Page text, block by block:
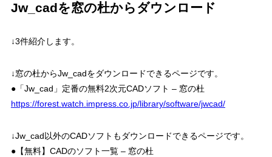
Jw_cadを窓の杜からダウンロード
↓3件紹介します。
↓窓の杜からJw_cadをダウンロードできるページです。
●「Jw_cad」定番の無料2次元CADソフト – 窓の杜
https://forest.watch.impress.co.jp/library/software/jwcad/
↓Jw_cad以外のCADソフトもダウンロードできるページです。
●【無料】CADのソフト一覧 – 窓の杜